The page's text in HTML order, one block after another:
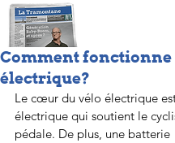
Comment fonctionne
électrique?
Le cœur du vélo électrique
électrique qui soutient le
pédale. De plus, une batterie